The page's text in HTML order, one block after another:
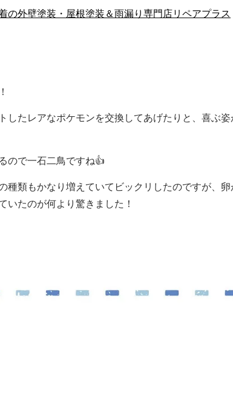
の外壁塗装・屋根塗装＆雨漏り専門店リペアプラス
したレアなポケモンを交換してあげたりと、喜ぶ
ので一石二鳥ですね👍
種類もかなり増えていてビックリしたのですが、
いたのが何より驚きました！